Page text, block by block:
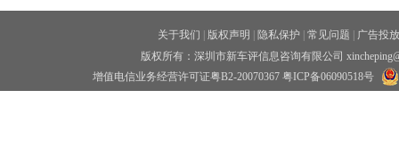
关于我们 版权声明 隐私保护 常见问题
广告投放
版权所有：深圳市新车评信息咨询有限公司
增值电信业务经营许可证粤B2-20070367 粤ICP备06090518号